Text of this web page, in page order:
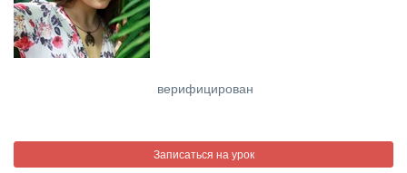
верифицирован
Записаться на урок